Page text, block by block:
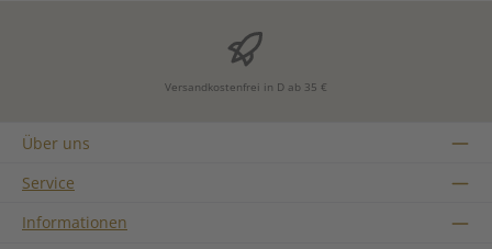
Versandkostenfrei in D ab 35 €
Über uns
Service
Informationen